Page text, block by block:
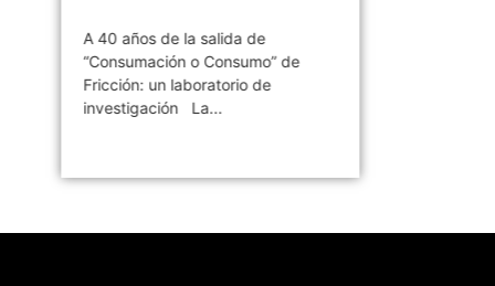
A 40 años de la salida de
“Consumación o Consumo” de
Fricción: un laboratorio de
investigación La...